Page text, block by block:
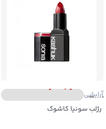
آرایشی
سونیا کاشوک | Sonia Kashuk
رژلب سونیا کاشوک